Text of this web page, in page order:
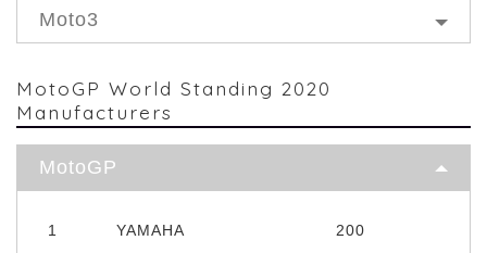
Moto3
MotoGP World Standing 2020
Manufacturers
MotoGP
1 YAMAHA
200